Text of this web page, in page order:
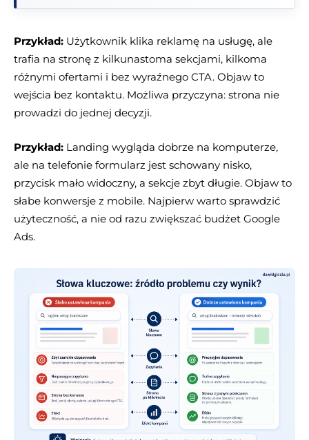
Przykład: Użytkownik klika reklamę na usługę, ale
trafia na stronę z kilkunastoma sekcjami, kilkoma
różnymi ofertami i bez wyraźnego CTA. Objaw to
wejścia bez kontaktu. Możliwa przyczyna: strona nie
prowadzi do jednej decyzji.
Przykład: Landing wygląda dobrze na komputerze,
ale na telefonie formularz jest schowany nisko,
przycisk mało widoczny, a sekcje zbyt długie. Objaw to
słabe konwersje z mobile. Najpierw warto sprawdzić
użyteczność, a nie od razu zwiększać budżet Google
Ads.